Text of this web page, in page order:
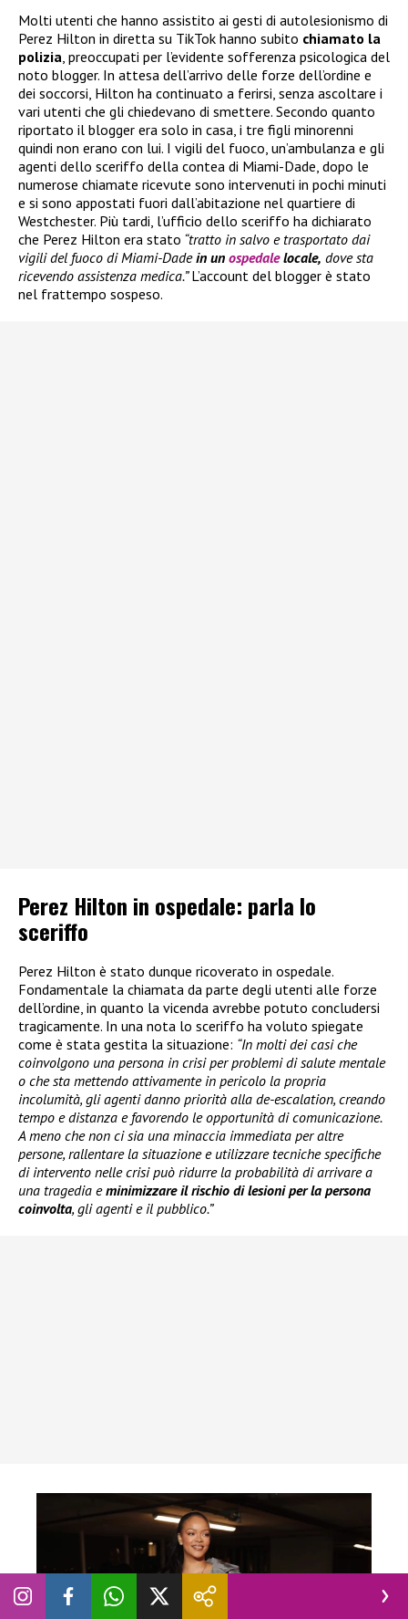
Molti utenti che hanno assistito ai gesti di autolesionismo di
Perez Hilton in diretta su TikTok hanno subito chiamato la
polizia, preoccupati per l’evidente sofferenza psicologica del
noto blogger. In attesa dell’arrivo delle forze dell’ordine e
dei soccorsi, Hilton ha continuato a ferirsi, senza ascoltare i
vari utenti che gli chiedevano di smettere. Secondo quanto
riportato il blogger era solo in casa, i tre figli minorenni
quindi non erano con lui. I vigili del fuoco, un’ambulanza e gli
agenti dello sceriffo della contea di Miami-Dade, dopo le
numerose chiamate ricevute sono intervenuti in pochi minuti
e si sono appostati fuori dall’abitazione nel quartiere di
Westchester. Più tardi, l’ufficio dello sceriffo ha dichiarato
che Perez Hilton era stato “tratto in salvo e trasportato dai
vigili del fuoco di Miami-Dadein un ospedalelocale, dove sta
ricevendo assistenza medica.”L’account del blogger è stato
nel frattempo sospeso.
Perez Hilton in ospedale: parla lo
sceriffo
Perez Hilton è stato dunque ricoverato in ospedale.
Fondamentale la chiamata da parte degli utenti alle forze
dell’ordine, in quanto la vicenda avrebbe potuto concludersi
tragicamente. In una nota lo sceriffo ha voluto spiegate
come è stata gestita la situazione: “In molti dei casi che
coinvolgono una persona in crisi per problemi di salute mentale
o che sta mettendo attivamente in pericolo la propria
incolumità, gli agenti danno priorità alla de-escalation, creando
tempo e distanza e favorendo le opportunità di comunicazione.
A meno che non ci sia una minaccia immediata per altre
persone, rallentare la situazione e utilizzare tecniche specifiche
di intervento nelle crisi può ridurre la probabilità di arrivare a
una tragedia eminimizzare il rischio di lesioni per la persona
coinvolta, gli agenti e il pubblico.”